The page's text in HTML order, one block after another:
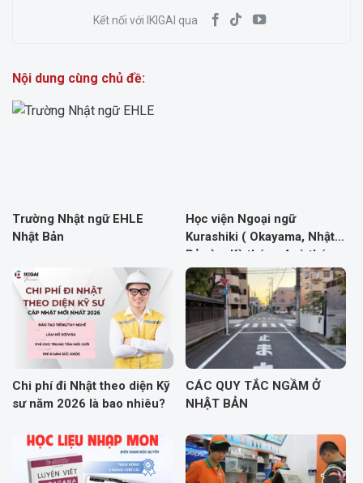
Kết nối với IKIGAI qua
Nội dung cùng chủ đề:
Trường Nhật ngữ EHLE
Nhật Bản
Học viện Ngoại ngữ
Kurashiki ( Okayama, Nhật
Bản ) – Kỳ tháng 4 và tháng
10
Chi phí đi Nhật theo diện Kỹ
sư năm 2026 là bao nhiêu?
CÁC QUY TẮC NGẦM Ở
NHẬT BẢN